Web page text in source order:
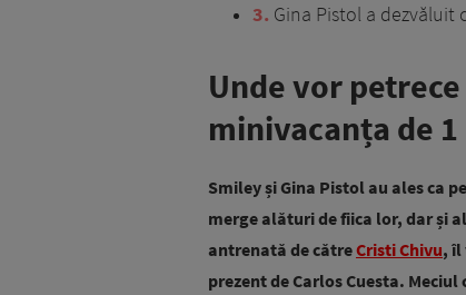
3 Gina Pistol a dezvăluit
Unde vor
minivacanța de
Smiley și Gina Pistol au ales ca
merge alături de fiica lor, dar și
antrenată de cătreCristi Chivu, îl
prezent de Carlos Cuesta.